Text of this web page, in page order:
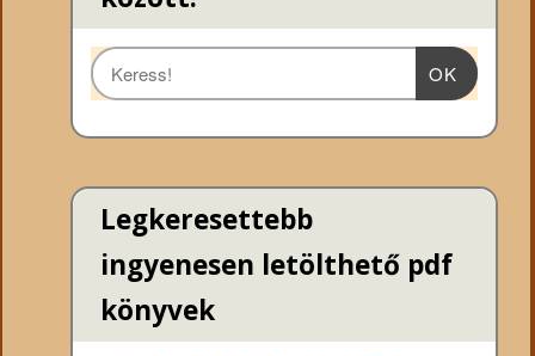
OK
Legkeresettebb
ingyenesen letölthető pdf
könyvek